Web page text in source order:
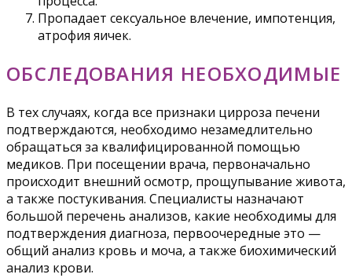
Пропадает сексуальное влечение, импотенция,
атрофия яичек.
ОБСЛЕДОВАНИЯ НЕОБХОДИМЫЕ
В тех случаях, когда все признаки цирроза печени
подтверждаются, необходимо незамедлительно
обращаться за квалифицированной помощью
медиков. При посещении врача, первоначально
происходит внешний осмотр, прощупывание живота,
а также постукивания. Специалисты назначают
большой перечень анализов, какие необходимы для
подтверждения диагноза, первоочередные это —
общий анализ кровь и моча, а также биохимический
анализ крови.